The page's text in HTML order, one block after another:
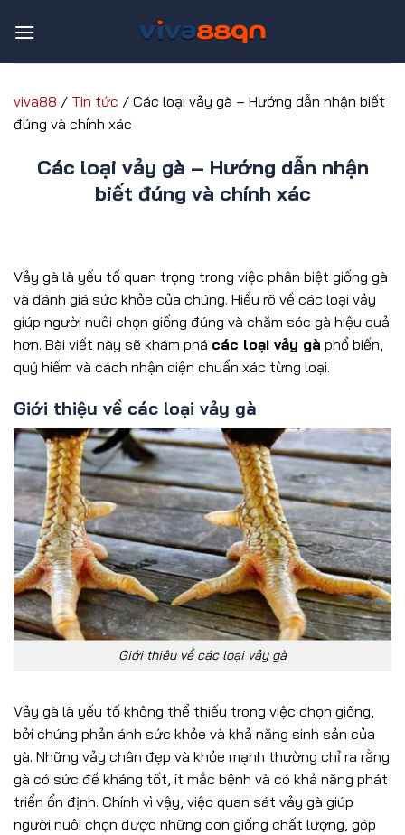
qua
viva88 / Tin tức / Các loại vảy gà – Hướng dẫn nhận biết
đúng và chính xác
Các loại vảy gà – Hướng dẫn nhận
biết đúng và chính xác
Vảy gà là yếu tố quan trọng trong việc phân biệt giống gà
và đánh giá sức khỏe của chúng. Hiểu rõ về các loại vảy
giúp người nuôi chọn giống đúng và chăm sóc gà hiệu quả
hơn. Bài viết này sẽ khám phá các loại vảy gà phổ biến,
quý hiếm và cách nhận diện chuẩn xác từng loại.
Giới thiệu về các loại vảy gà
Giới thiệu về các loại vảy gà
Vảy gà là yếu tố không thể thiếu trong việc chọn giống,
bởi chúng phản ánh sức khỏe và khả năng sinh sản của
gà. Những vảy chân đẹp và khỏe mạnh thường chỉ ra rằng
gà có sức đề kháng tốt, ít mắc bệnh và có khả năng phát
triển ổn định. Chính vì vậy, việc quan sát vảy gà giúp
người nuôi chọn được những con giống chất lượng, góp